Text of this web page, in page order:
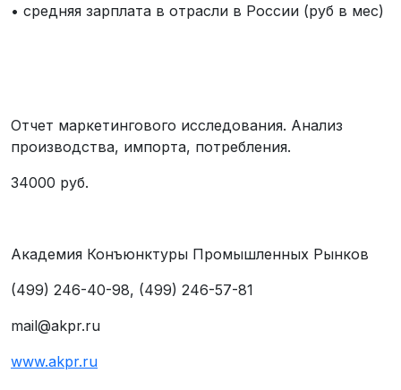
• средняя зарплата в отрасли в России (руб в мес)
Отчет маркетингового исследования. Анализ
производства, импорта, потребления.
34000 руб.
Академия Конъюнктуры Промышленных Рынков
(499) 246-40-98, (499) 246-57-81
mail@akpr.ru
www.akpr.ru